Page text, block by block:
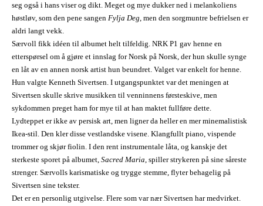
seg også i hans viser og dikt. Meget og mye dukker ned i melankoliens
høstløv, som den pene sangen Fylja Deg, men den sorgmuntre befrielsen er
aldri langt vekk.
Særvoll fikk idéen til albumet helt tilfeldig. NRK P1 gav henne en
etterspørsel om å gjøre et innslag for Norsk på Norsk, der hun skulle synge
en låt av en annen norsk artist hun beundret. Valget var enkelt for henne.
Hun valgte Kenneth Sivertsen. I utgangspunktet var det meningen at
Sivertsen skulle skrive musikken til venninnens førsteskive, men
sykdommen preget ham for mye til at han maktet fullføre dette.
Lydteppet er ikke av persisk art, men ligner da heller en mer minemalistisk
Ikea-stil. Den kler disse vestlandske visene. Klangfullt piano, vispende
trommer og skjør fiolin. I den rent instrumentale låta, og kanskje det
sterkeste sporet på albumet, Sacred Maria, spiller strykeren på sine såreste
strenger. Særvolls karismatiske og trygge stemme, flyter behagelig på
Sivertsen sine tekster.
Det er en personlig utgivelse. Flere som var nær Sivertsen har medvirket.